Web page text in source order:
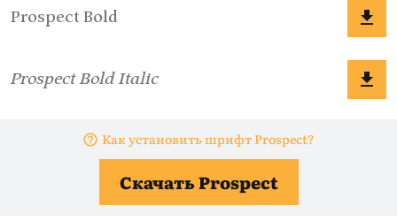
Как установить шрифт Prospect?
Скачать Prospect